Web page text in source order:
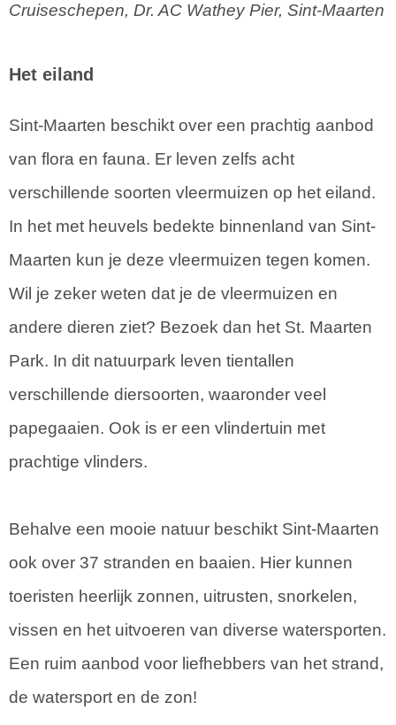
Cruiseschepen, Dr. AC Wathey Pier, Sint-Maarten
Het eiland
Sint-Maarten beschikt over een prachtig aanbod
van flora en fauna. Er leven zelfs acht
verschillende soorten vleermuizen op het eiland.
In het met heuvels bedekte binnenland van Sint-
Maarten kun je deze vleermuizen tegen komen.
Wil je zeker weten dat je de vleermuizen en
andere dieren ziet? Bezoek dan het St. Maarten
Park. In dit natuurpark leven tientallen
verschillende diersoorten, waaronder veel
papegaaien. Ook is er een vlindertuin met
prachtige vlinders.
Behalve een mooie natuur beschikt Sint-Maarten
ook over 37 stranden en baaien. Hier kunnen
toeristen heerlijk zonnen, uitrusten, snorkelen,
vissen en het uitvoeren van diverse watersporten.
Een ruim aanbod voor liefhebbers van het strand,
de watersport en de zon!